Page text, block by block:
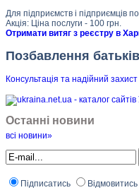
Для підприємств і підприємців
Акція: Ціна послуги - 100 грн.
Отримати витяг з реєстру в
Позбавлення
Консультація та надійний
Останні новини
всі новини»
Підписатись Відмовитись